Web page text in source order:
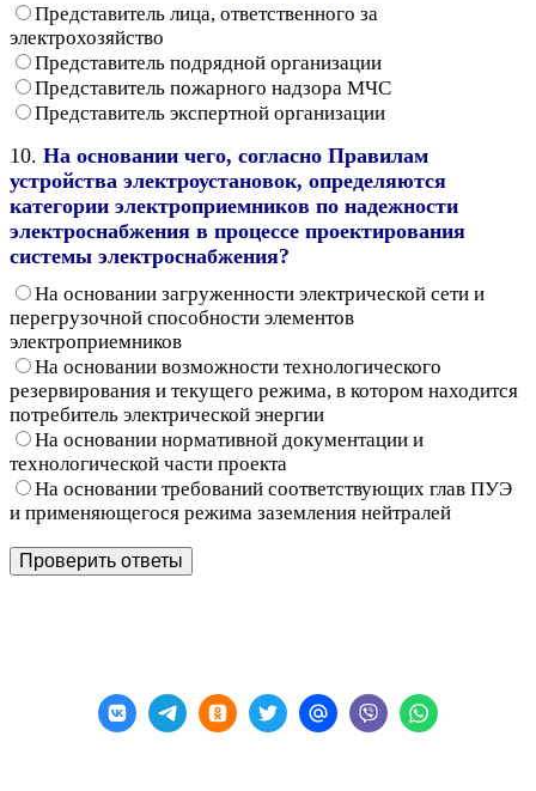
Представитель лица, ответственного за
электрохозяйство
Представитель подрядной организации
Представитель пожарного надзора МЧС
Представитель экспертной организации
10. На основании чего, согласно Правилам
устройства электроустановок, определяются
категории электроприемников по надежности
электроснабжения в процессе проектирования
системы электроснабжения?
На основании загруженности электрической сети и
перегрузочной способности элементов
электроприемников
На основании возможности технологического
резервирования и текущего режима, в котором находится
потребитель электрической энергии
На основании нормативной документации и
технологической части проекта
На основании требований соответствующих глав ПУЭ
и применяющегося режима заземления нейтралей